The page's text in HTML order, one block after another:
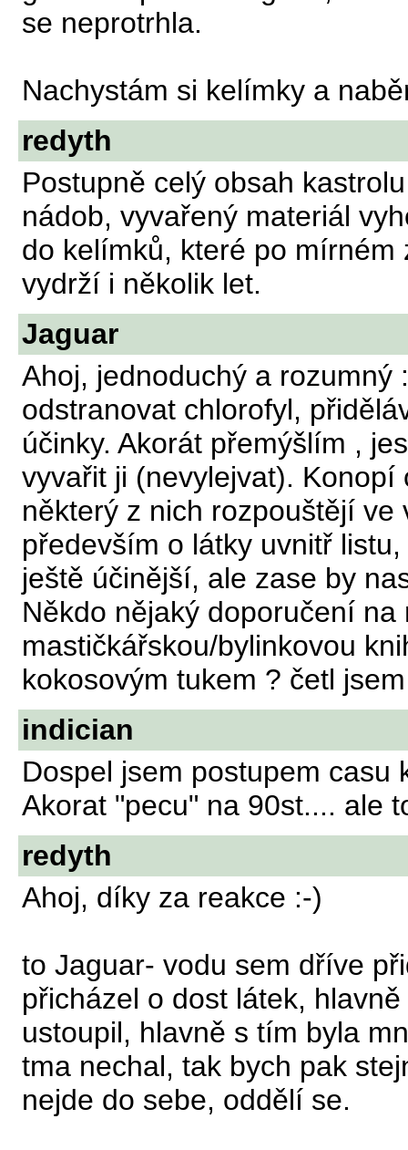
se neprotrhla.
Nachystám si kelímky a
redyth
Postupně celý obsah
nádob, vyvařený materiál
do kelímků, které po
vydrží i několik let.
Jaguar
Ahoj, jednoduchý a rozumný
odstranovat chlorofyl,
účinky. Akorát přemýšlím ,
vyvařit ji (nevylejvat).
některý z nich rozpouštějí
především o látky uvnitř
ještě účinější, ale zase by
Někdo nějaký doporučení na
mastičkářskou/bylinkovou
kokosovým tukem ? četl
indician
Dospel jsem postupem casu
Akorat "pecu" na 90st.... ale
redyth
Ahoj, díky za reakce :-)
to Jaguar- vodu sem dříve
přicházel o dost látek,
ustoupil, hlavně s tím byla
tma nechal, tak bych pak
nejde do sebe, oddělí se.